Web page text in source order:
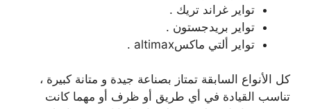
تواير غراند تريك .
تواير بريدجستون .
تواير ألتي ماكسaltimax .
كل الأنواع السابقة تمتاز بصناعة جيدة و متانة كبيرة ،
تناسب القيادة في أي طريق أو ظرف أو مهما كانت